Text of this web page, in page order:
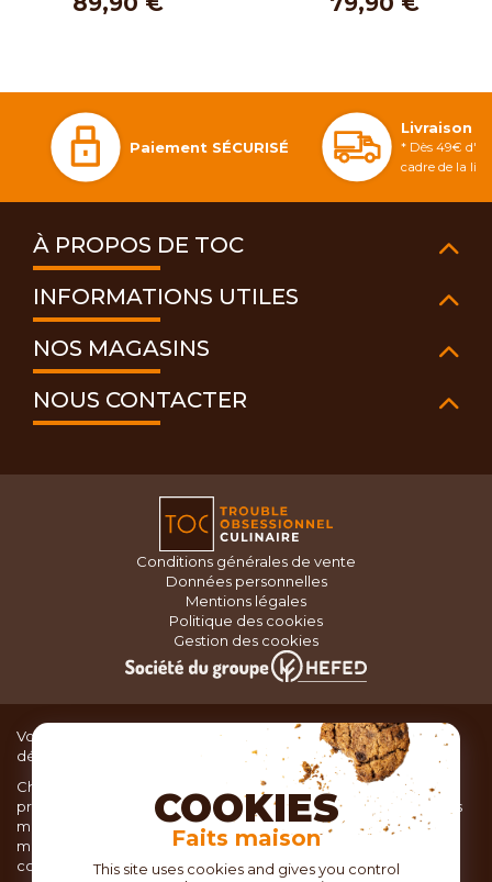
Paiement SÉCURISÉ
Livraison
* Dès 49€
cadre de la
À PROPOS DE TOC
INFORMATIONS UTILES
NOS MAGASINS
NOUS CONTACTER
Conditions générales de vente
Données personnelles
Mentions légales
Politique des cookies
Gestion des cookies
Vous recherchez du matériel de cuisine pour concocter de
délicieux plats ou des pâtisseries dignes d’un grand chef ?
Chez TOC, boutique d’ustensiles de cuisine, nous vous
proposons une large sélection de produits issus des meilleures
marques de matériel de cuisine: Ustensiles de pâtisserie,
matériel de cuisson, service de table, ustensiles de cuisine,
coutellerie, set picnic.
COOKIES
Faits maison
This site uses cookies and gives you control